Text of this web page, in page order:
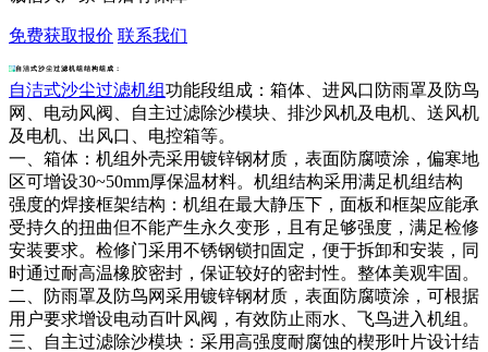
免费获取报价 联系我们
自洁式沙尘过滤机组结构组成：
自洁式沙尘过滤机组功能段组成：箱体、进风口防雨罩及防鸟
网、电动风阀、自主过滤除沙模块、排沙风机及电机、送风机
及电机、出风口、电控箱等。
一、箱体：机组外壳采用镀锌钢材质，表面防腐喷涂，偏寒地
区可增设30~50mm厚保温材料。机组结构采用满足机组结构
强度的焊接框架结构：机组在最大静压下，面板和框架应能承
受持久的扭曲但不能产生永久变形，且有足够强度，满足检修
安装要求。检修门采用不锈钢锁扣固定，便于拆卸和安装，同
时通过耐高温橡胶密封，保证较好的密封性。整体美观牢固。
二、防雨罩及防鸟网采用镀锌钢材质，表面防腐喷涂，可根据
用户要求增设电动百叶风阀，有效防止雨水、飞鸟进入机组。
三、自主过滤除沙模块：采用高强度耐腐蚀的楔形叶片设计结